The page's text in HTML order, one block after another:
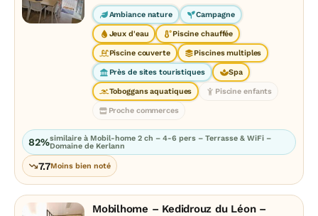
Ambiance nature Campagne
Jeux d'eau Piscine chauffée
Piscine couverte Piscines multiples
Près de sites touristiques Spa
Toboggans aquatiques Piscine enfants
Proche commerces
82%similaire à Mobil-home 2 ch – 4-6 pers – Terrasse & WiFi –
Domaine de Kerlann
7.7Moins bien noté
Mobilhome – Kedidrouz du Léon –